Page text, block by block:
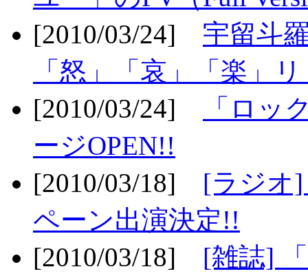
[2010/03/24] 宇留斗
「怒」「哀」「楽」
[2010/03/24]
「ロッ
ージOPEN!!
[2010/03/18] [ラジオ
ペーン出演決定!!
[2010/03/18] [雑誌]